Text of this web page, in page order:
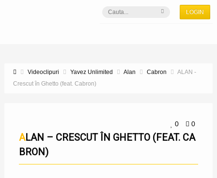
LOGIN
Videoclipuri Yavez Unlimited Alan Cabron
ALAN -
Crescut în Ghetto (feat. Cabron)
0 0
ALAN – CRESCUT ÎN GHETTO (FEAT. CA
BRON)